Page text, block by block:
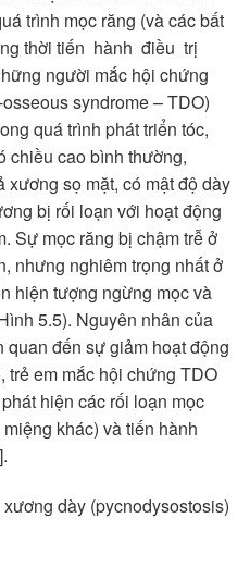
trình mọc răng (và các bất
thời tiến hành điều trị
người mắc hội chứng
syndrome – TDO)
quá trình phát triển tóc,
chiều cao bình thường,
sọ mặt, có mật độ dày
bị rối loạn với hoạt động
Sự mọc răng bị chậm trễ ở
nhưng nghiêm trọng nhất ở
hiện tượng ngừng mọc và
5.5). Nguyên nhân của
đến sự giảm hoạt động
trẻ em mắc hội chứng TDO
hiện các rối loạn mọc
khác) và tiến hành
dày (pycnodysostosis)